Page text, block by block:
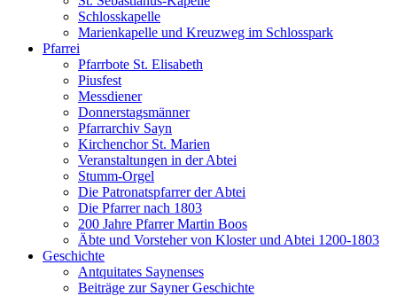
Schlosskapelle
Marienkapelle und Kreuzweg im Schlosspark
Pfarrei
Pfarrbote St. Elisabeth
Piusfest
Messdiener
Donnerstagsmänner
Pfarrarchiv Sayn
Kirchenchor St. Marien
Veranstaltungen in der Abtei
Stumm-Orgel
Die Patronatspfarrer der Abtei
Die Pfarrer nach 1803
200 Jahre Pfarrer Martin Boos
Äbte und Vorsteher von Kloster und Abtei 1200-1803
Geschichte
Antquitates Saynenses
Beiträge zur Sayner Geschichte